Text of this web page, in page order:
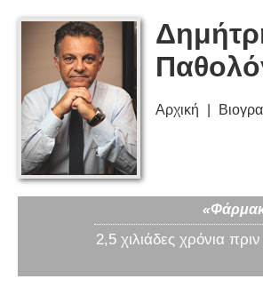
Αρχική
2,5 χιλιάδες χρόνια